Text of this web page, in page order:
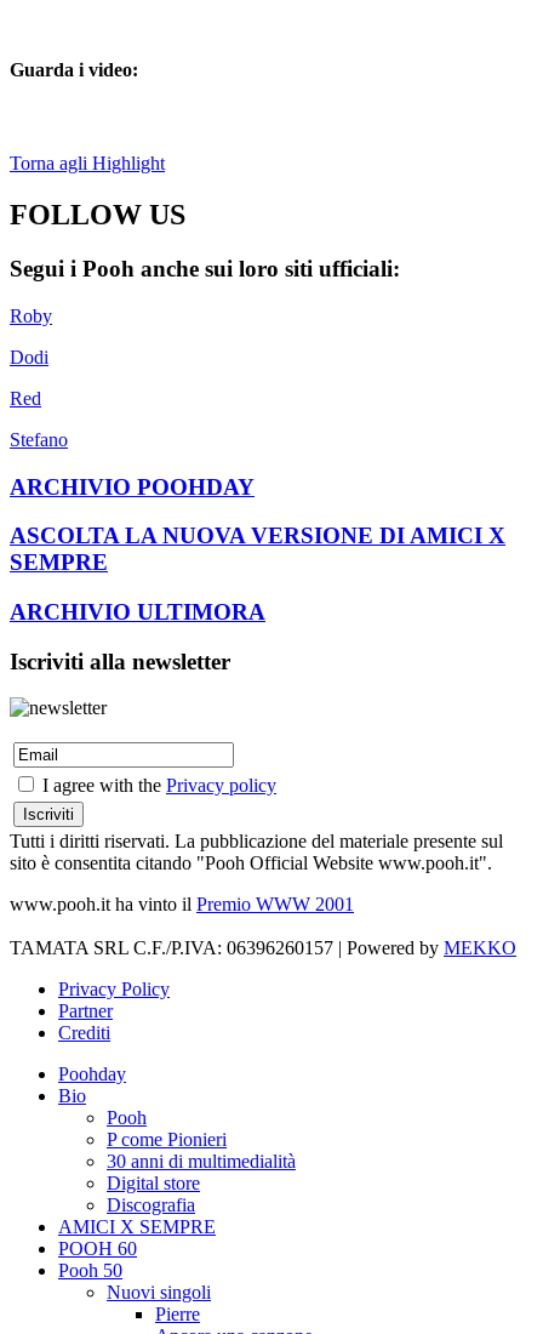
Guarda i video:
Torna agli Highlight
FOLLOW US
Segui i Pooh anche sui loro siti ufficiali:
Roby
Dodi
Red
Stefano
ARCHIVIO POOHDAY
ASCOLTA LA NUOVA VERSIONE DI AMICI X
SEMPRE
ARCHIVIO ULTIMORA
Iscriviti alla newsletter
I agree with the Privacy policy
Tutti i diritti riservati. La pubblicazione del materiale presente sul
sito è consentita citando "Pooh Official Website www.pooh.it".
www.pooh.it ha vinto il Premio WWW 2001
TAMATA SRL C.F./P.IVA: 06396260157 | Powered by MEKKO
Privacy Policy
Partner
Crediti
Poohday
Bio
Pooh
P come Pionieri
30 anni di multimedialità
Digital store
Discografia
AMICI X SEMPRE
POOH 60
Pooh 50
Nuovi singoli
Pierre